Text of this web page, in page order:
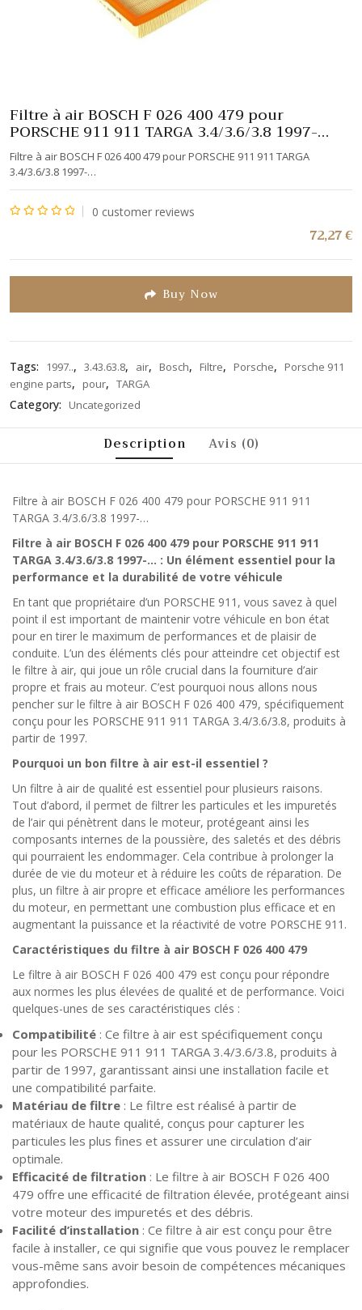
Filtre à air BOSCH F 026 400 479 pour
PORSCHE 911 911 TARGA 3.4/3.6/3.8 1997-…
Filtre à air BOSCH F 026 400 479 pour PORSCHE 911 911 TARGA
3.4/3.6/3.8 1997-…
0 customer reviews
72,27€
Buy Now
Tags: 1997.., 3.43.63.8, air, Bosch, Filtre, Porsche,
Porsche 911
engine parts, pour, TARGA
Category: Uncategorized
Description Avis (0)
Filtre à air BOSCH F 026 400 479 pour PORSCHE 911 911
TARGA 3.4/3.6/3.8 1997-…
Filtre à air BOSCH F 026 400 479 pour PORSCHE 911 911
TARGA 3.4/3.6/3.8 1997-… : Un élément essentiel pour la
performance et la durabilité de votre véhicule
En tant que propriétaire d’un PORSCHE 911, vous savez à quel
point il est important de maintenir votre véhicule en bon état
pour en tirer le maximum de performances et de plaisir de
conduite. L’un des éléments clés pour atteindre cet objectif est
le filtre à air, qui joue un rôle crucial dans la fourniture d’air
propre et frais au moteur. C’est pourquoi nous allons nous
pencher sur le filtre à air BOSCH F 026 400 479, spécifiquement
conçu pour les PORSCHE 911 911 TARGA 3.4/3.6/3.8, produits à
partir de 1997.
Pourquoi un bon filtre à air est-il essentiel ?
Un filtre à air de qualité est essentiel pour plusieurs raisons.
Tout d’abord, il permet de filtrer les particules et les impuretés
de l’air qui pénètrent dans le moteur, protégeant ainsi les
composants internes de la poussière, des saletés et des débris
qui pourraient les endommager. Cela contribue à prolonger la
durée de vie du moteur et à réduire les coûts de réparation. De
plus, un filtre à air propre et efficace améliore les performances
du moteur, en permettant une combustion plus efficace et en
augmentant la puissance et la réactivité de votre PORSCHE 911.
Caractéristiques du filtre à air BOSCH F 026 400 479
Le filtre à air BOSCH F 026 400 479 est conçu pour répondre
aux normes les plus élevées de qualité et de performance. Voici
quelques-unes de ses caractéristiques clés :
Compatibilité : Ce filtre à air est spécifiquement conçu
pour les PORSCHE 911 911 TARGA 3.4/3.6/3.8, produits à
partir de 1997, garantissant ainsi une installation facile et
une compatibilité parfaite.
Matériau de filtre : Le filtre est réalisé à partir de
matériaux de haute qualité, conçus pour capturer les
particules les plus fines et assurer une circulation d’air
optimale.
Efficacité de filtration : Le filtre à air BOSCH F 026 400
479 offre une efficacité de filtration élevée, protégeant ainsi
votre moteur des impuretés et des débris.
Facilité d’installation : Ce filtre à air est conçu pour être
facile à installer, ce qui signifie que vous pouvez le remplacer
vous-même sans avoir besoin de compétences mécaniques
approfondies.